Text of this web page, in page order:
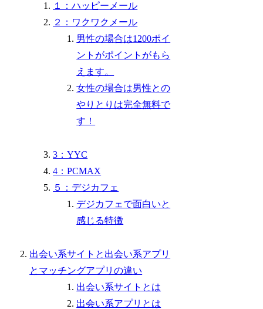
１：ハッピーメール
２：ワクワクメール
男性の場合は1200ポイ
ントがポイントがもら
えます。
女性の場合は男性との
やりとりは完全無料で
す！
3：YYC
4：PCMAX
５：デジカフェ
デジカフェで面白いと
感じる特徴
出会い系サイトと出会い系アプリ
とマッチングアプリの違い
出会い系サイトとは
出会い系アプリとは